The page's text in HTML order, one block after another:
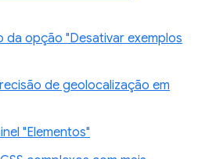
da opção "Desativar exemplos
de geolocalização em
"Elementos"